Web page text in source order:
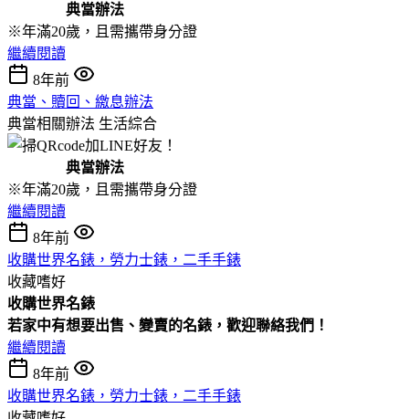
典當辦法
※年滿20歲，且需攜帶身分證
繼續閱讀
8年前
典當、贖回、繳息辦法
典當相關辦法 生活綜合
典當辦法
※年滿20歲，且需攜帶身分證
繼續閱讀
8年前
收購世界名錶，勞力士錶，二手手錶
收藏嗜好
收購世界名錶
若家中有想要出售、變賣的名錶，歡迎聯絡我們！
繼續閱讀
8年前
收購世界名錶，勞力士錶，二手手錶